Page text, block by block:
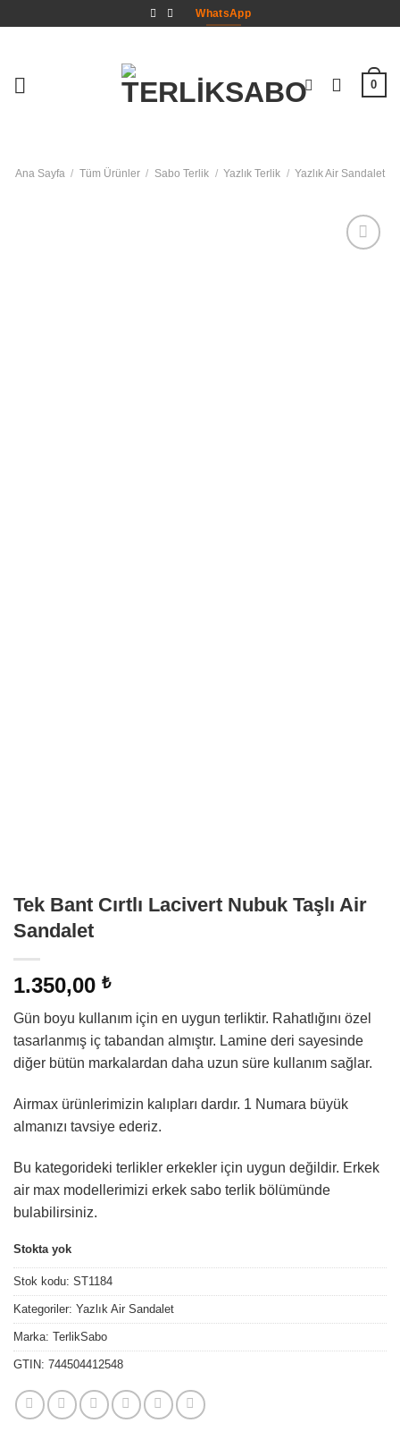
WhatsApp
0
Ana Sayfa / Tüm Ürünler / Sabo Terlik / Yazlık Terlik / Yazlık Air Sandalet
Tek Bant Cırtlı Lacivert Nubuk Taşlı Air
Sandalet
1.350,00 ₺
Gün boyu kullanım için en uygun terliktir. Rahatlığını özel
tasarlanmış iç tabandan almıştır. Lamine deri sayesinde
diğer bütün markalardan daha uzun süre kullanım sağlar.
Airmax ürünlerimizin kalıpları dardır. 1 Numara büyük
almanızı tavsiye ederiz.
Bu kategorideki terlikler erkekler için uygun değildir. Erkek
air max modellerimizi erkek sabo terlik bölümünde
bulabilirsiniz.
Stokta yok
Stok kodu: ST1184
Kategoriler: Yazlık Air Sandalet
Marka: TerlikSabo
GTIN: 744504412548